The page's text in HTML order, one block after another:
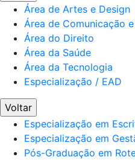
Área de Artes e Design
Área de Comunicação
Área do Direito
Área da Saúde
Área da Tecnologia
Especialização / EAD
Voltar
Especialização em
Especialização em
Pós-Graduação em